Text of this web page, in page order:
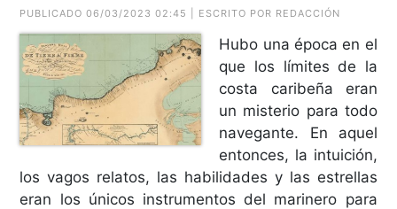
PUBLICADO 06/03/2023 02:45 | ESCRITO POR REDACCIÓN
Hubo una época en el
que los límites de la
costa caribeña eran
un misterio para todo
navegante. En aquel
entonces, la intuición,
los vagos relatos, las habilidades y las estrellas
eran los únicos instrumentos del marinero para